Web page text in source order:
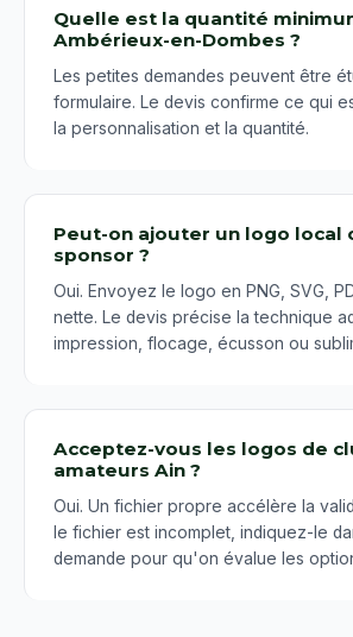
Quelle est la quantité
Ambérieux-en-Dombes ?
Les petites demandes peuvent être
formulaire. Le devis confirme ce qui
la personnalisation et la quantité.
Peut-on ajouter un logo local
sponsor ?
Oui. Envoyez le logo en PNG, SVG,
nette. Le devis précise la technique
impression, flocage, écusson ou
Acceptez-vous les logos de
amateurs Ain ?
Oui. Un fichier propre accélère la
le fichier est incomplet, indiquez-le
demande pour qu'on évalue les